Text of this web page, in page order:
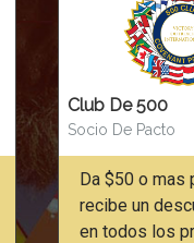
Club De 500
Socio De Pacto
Da $50 o mas
recibe un
en todos los